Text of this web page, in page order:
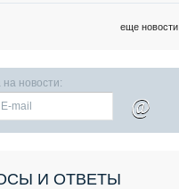
еще новости
на новости:
@
И ОТВЕТЫ